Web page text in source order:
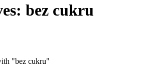
bez cukru
"bez cukru"